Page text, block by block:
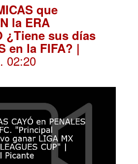
que
la ERA
¿Tiene sus días
en la FIFA? |
. 02:20